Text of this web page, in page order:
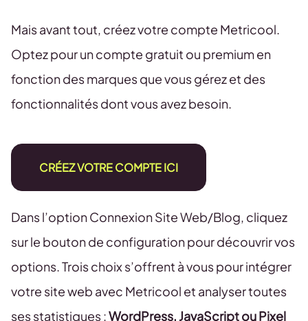
Mais avant tout, créez votre compte Metricool.
Optez pour un compte gratuit ou premium en
fonction des marques que vous gérez et des
fonctionnalités dont vous avez besoin.
CRÉEZ VOTRE COMPTE ICI
Dans l’option Connexion Site Web/Blog, cliquez
sur le bouton de configuration pour découvrir vos
options. Trois choix s’offrent à vous pour intégrer
votre site web avec Metricool et analyser toutes
ses statistiques :WordPress, JavaScript ou Pixel